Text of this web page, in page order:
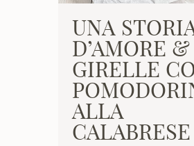
UNA
D’AMORE
GIRELLE
ALLA
CALABRESE